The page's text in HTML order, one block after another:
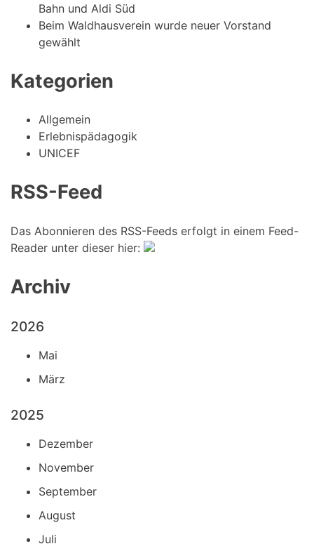
Bahn und Aldi Süd
Beim Waldhausverein wurde neuer Vorstand
gewählt
Kategorien
Allgemein
Erlebnispädagogik
UNICEF
RSS-Feed
Das Abonnieren des RSS-Feeds erfolgt in einem Feed-
Reader unter dieser hier:
Archiv
2026
Mai
März
2025
Dezember
November
September
August
Juli